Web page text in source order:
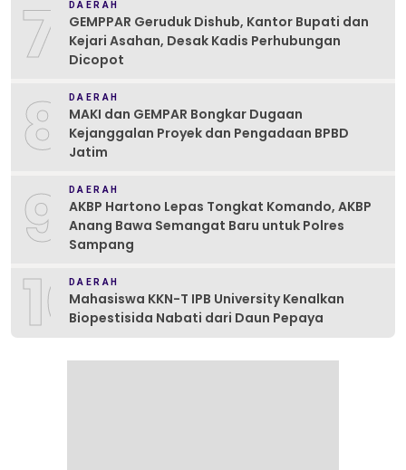
7 DAERAH
GEMPPAR Geruduk Dishub, Kantor Bupati dan
Kejari Asahan, Desak Kadis Perhubungan
Dicopot
8 DAERAH
MAKI dan GEMPAR Bongkar Dugaan
Kejanggalan Proyek dan Pengadaan BPBD
Jatim
9 DAERAH
AKBP Hartono Lepas Tongkat Komando, AKBP
Anang Bawa Semangat Baru untuk Polres
Sampang
10DAERAH
Mahasiswa KKN-T IPB University Kenalkan
Biopestisida Nabati dari Daun Pepaya